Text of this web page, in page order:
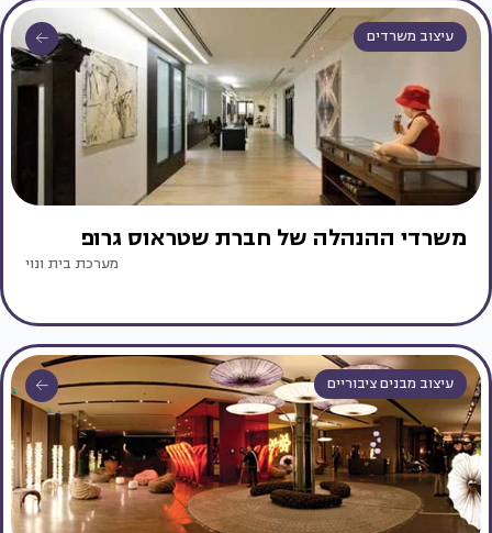
עיצוב משרדים
משרדי ההנהלה של חברת שטראוס גרופ
מערכת בית ונוי
עיצוב מבנים ציבוריים